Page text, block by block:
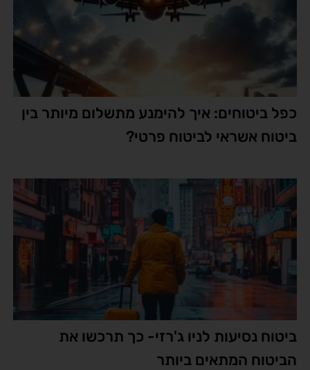
כפל ביטוחים: איך להימנע מתשלום מיותר בין
ביטוח אשראי לביטוח פרטי?
ביטוח נסיעות לניו ג'רזי- כך תרכשו את
הביטוח המתאים ביותר